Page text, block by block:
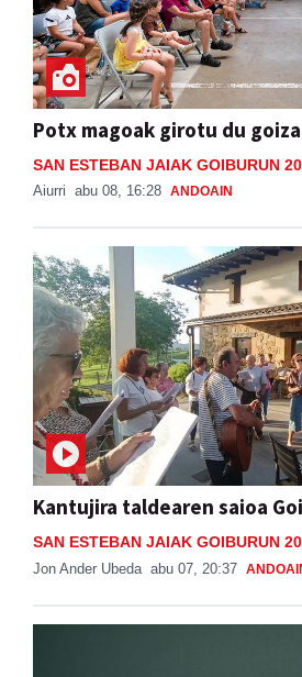
Potx magoak girotu du goiza
SAN ESTEBAN JAIAK GOIBURUN
Aiurri abu 08, 16:28 ANDOAIN
Kantujira taldearen saioa
SAN ESTEBAN JAIAK GOIBURUN
Jon Ander Ubeda abu 07, 20:37